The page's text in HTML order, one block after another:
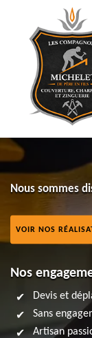
Nous sommes
VOIR NOS
Nos
Devis et
Sans
Artisan